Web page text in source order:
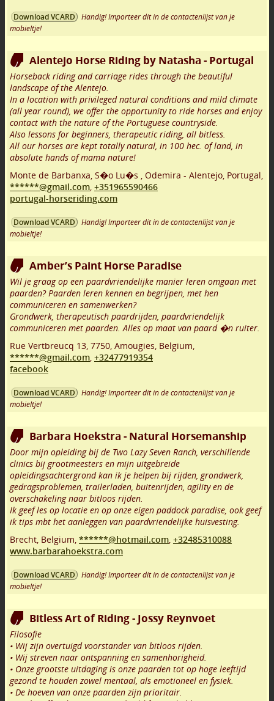
Download VCARD
Handig! Importeer dit in de contactenlijst van je
mobieltje!
Alentejo Horse Riding by Natasha - Portugal
Horseback riding and carriage rides through the beautiful
landscape of the Alentejo.
In a location with privileged natural conditions and mild climate
(all year round), we offer the opportunity to ride horses and enjoy
contact with the nature of the Portuguese countryside.
Also lessons for beginners, therapeutic riding, all bitless.
All our horses are kept totally natural, in 100 hec. of land, in
absolute hands of mama nature!
Monte de Barbanxa, S�o Lu�s , Odemira - Alentejo, Portugal,
******@gmail.com, +351965590466
portugal-horseriding.com
Download VCARD
Handig! Importeer dit in de contactenlijst van je
mobieltje!
Amber’s Paint Horse Paradise
Wil je graag op een paardvriendelijke manier leren omgaan met
paarden? Paarden leren kennen en begrijpen, met hen
communiceren en samenwerken?
Grondwerk, therapeutisch paardrijden, paardvriendelijk
communiceren met paarden. Alles op maat van paard �n ruiter.
Rue Vertbreucq 13, 7750, Amougies, Belgium,
******@gmail.com, +32477919354
facebook
Download VCARD
Handig! Importeer dit in de contactenlijst van je
mobieltje!
Barbara Hoekstra - Natural Horsemanship
Door mijn opleiding bij de Two Lazy Seven Ranch, verschillende
clinics bij grootmeesters en mijn uitgebreide
opleidingsachtergrond kan ik je helpen bij rijden, grondwerk,
gedragsproblemen, trailerladen, buitenrijden, agility en de
overschakeling naar bitloos rijden.
Ik geef les op locatie en op onze eigen paddock paradise, ook geef
ik tips mbt het aanleggen van paardvriendelijke huisvesting.
Brecht, Belgium, ******@hotmail.com, +32485310088
www.barbarahoekstra.com
Download VCARD
Handig! Importeer dit in de contactenlijst van je
mobieltje!
Bitless Art of Riding - Jossy Reynvoet
Filosofie
• Wij zijn overtuigd voorstander van bitloos rijden.
• Wij streven naar ontspanning en samenhorigheid.
• Onze grootste uitdaging is onze paarden tot op hoge leeftijd
gezond te houden zowel mentaal, als emotioneel en fysiek.
• De hoeven van onze paarden zijn prioritair.